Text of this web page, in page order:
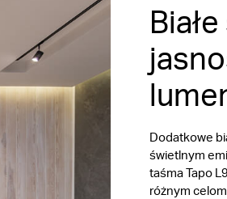
Dodatkowe
świetlnym
taśma Tapo
różnym